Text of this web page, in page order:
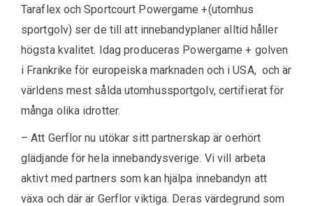
Taraflex och Sportcourt Powergame +(utomhus
sportgolv) ser de till att innebandyplaner alltid håller
högsta kvalitet. Idag produceras Powergame + golven
i Frankrike för europeiska marknaden och i USA, och är
världens mest sålda utomhussportgolv, certifierat för
många olika idrotter.
– Att Gerflor nu utökar sitt partnerskap är oerhört
glädjande för hela innebandysverige. Vi vill arbeta
aktivt med partners som kan hjälpa innebandyn att
växa och där är Gerflor viktiga. Deras värdegrund som